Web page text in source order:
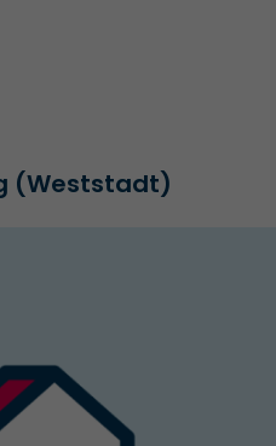
(Weststadt)